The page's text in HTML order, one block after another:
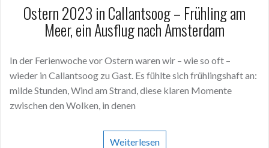
Ostern 2023 in Callantsoog – Frühling am
Meer, ein Ausflug nach Amsterdam
In der Ferienwoche vor Ostern waren wir – wie so oft –
wieder in Callantsoog zu Gast. Es fühlte sich frühlingshaft an:
milde Stunden, Wind am Strand, diese klaren Momente
zwischen den Wolken, in denen
Weiterlesen